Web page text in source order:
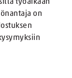
työaikaan
on